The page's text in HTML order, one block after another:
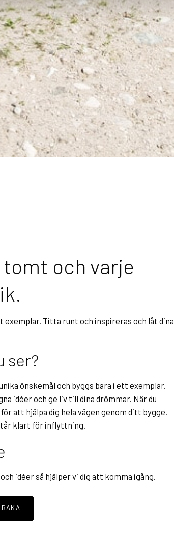
och varje
exemplar. Titta runt och inspireras och låt dina
ser?
önskemål och byggs bara i ett exemplar.
idéer och ge liv till dina drömmar. När du
att hjälpa dig hela vägen genom ditt bygge.
klart för inflyttning.
idéer så hjälper vi dig att komma igång.